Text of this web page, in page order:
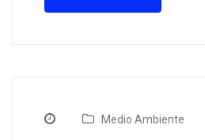
Medio Ambiente